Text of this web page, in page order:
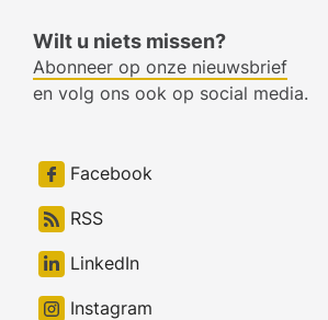
Wilt u niets missen?
Abonneer op onze nieuwsbrief
en volg ons ook op social media.
Facebook
RSS
LinkedIn
Instagram